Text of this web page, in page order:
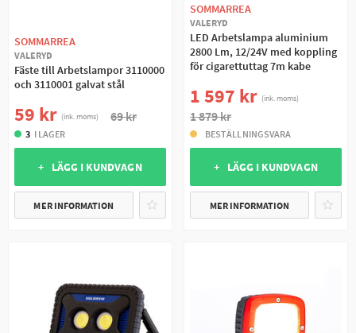
SOMMARREA
VALERYD
Fäste till Arbetslampor 3110000
och 3110001 galvat stål
59 kr (ink. moms) 69 kr
3 I LAGER
+ LÄGG I KUNDVAGN
MER INFORMATION
SOMMARREA
VALERYD
LED Arbetslampa aluminium
2800 Lm, 12/24V med koppling
för cigarettuttag 7m kabe
1 597 kr (ink. moms)
1 879 kr
BESTÄLLNINGSVARA
+ LÄGG I KUNDVAGN
MER INFORMATION